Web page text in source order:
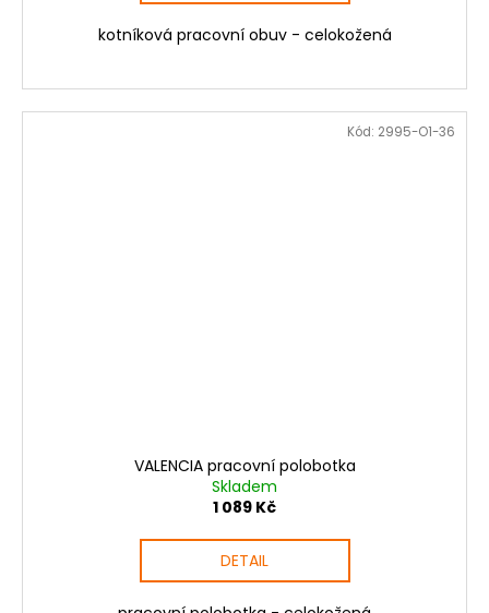
kotníková pracovní obuv - celokožená
VALENCIA pracovní polobotka
Skladem
1 089 Kč
DETAIL
Kód: 2995-O1-36